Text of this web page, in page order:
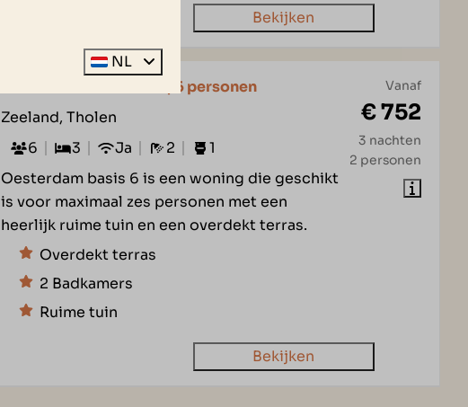
Bekijken
Vanaf
€ 752
3 nachten
2 personen
Villa Oesterdam Basis | 6 personen
Zeeland, Tholen
6
3 Ja 2
1
Oesterdam basis 6 is een woning die geschikt
is voor maximaal zes personen met een
heerlijk ruime tuin en een overdekt terras.
Overdekt terras
2 Badkamers
Ruime tuin
Bekijken
NL